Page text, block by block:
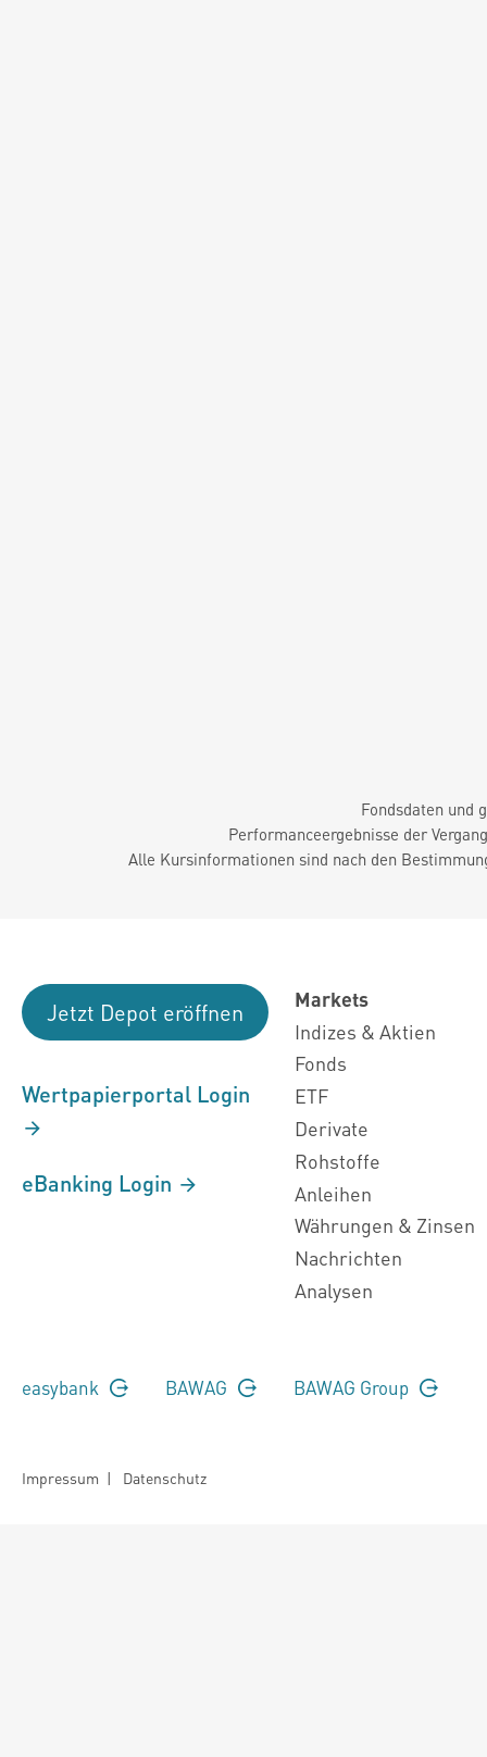
Fondsdaten und
Performanceergebnisse der
Alle Kursinformationen sind nach den
Jetzt Depot eröffnen
Wertpapierportal Login
eBanking Login
Markets
Indizes & Aktien
Fonds
ETF
Derivate
Rohstoffe
Anleihen
Währungen & Zinsen
Nachrichten
Analysen
easybank BAWAG BAWAG Group
Impressum | Datenschutz